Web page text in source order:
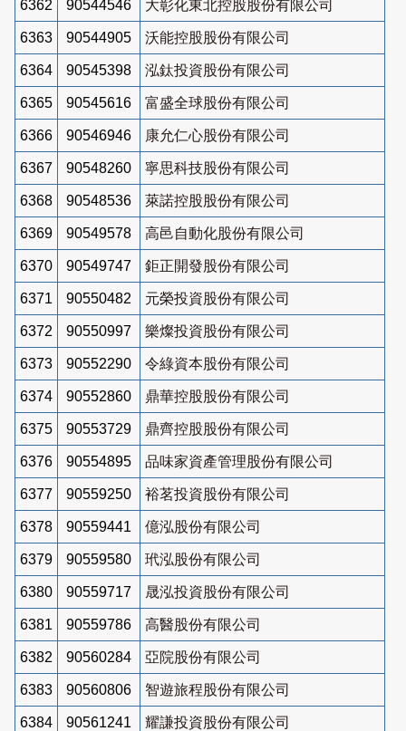
6362 90544546 大彰化東北控股股份有限公司
6363 90544905 沃能控股股份有限公司
6364 90545398 泓鈦投資股份有限公司
6365 90545616 富盛全球股份有限公司
6366 90546946 康允仁心股份有限公司
6367 90548260 寧思科技股份有限公司
6368 90548536 萊諾控股股份有限公司
6369 90549578 高邑自動化股份有限公司
6370 90549747 鉅正開發股份有限公司
6371 90550482 元榮投資股份有限公司
6372 90550997 樂燦投資股份有限公司
6373 90552290 令綠資本股份有限公司
6374 90552860 鼎華控股股份有限公司
6375 90553729 鼎齊控股股份有限公司
6376 90554895 品味家資產管理股份有限公司
6377 90559250 裕茗投資股份有限公司
6378 90559441 億泓股份有限公司
6379 90559580 玳泓股份有限公司
6380 90559717 晟泓投資股份有限公司
6381 90559786 高醫股份有限公司
6382 90560284 亞院股份有限公司
6383 90560806 智遊旅程股份有限公司
6384 90561241 耀謙投資股份有限公司